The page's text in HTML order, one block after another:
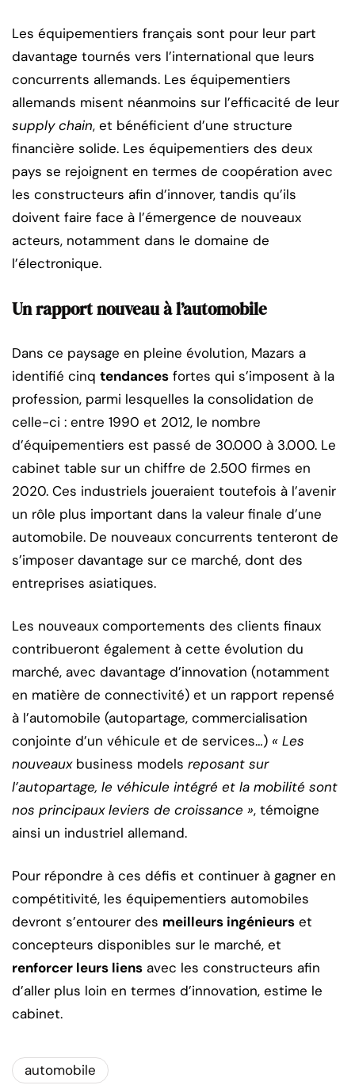
Les équipementiers français sont pour leur part
davantage tournés vers l’international que leurs
concurrents allemands. Les équipementiers
allemands misent néanmoins sur l’efficacité de leur
supply chain, et bénéficient d’une structure
financière solide. Les équipementiers des deux
pays se rejoignent en termes de coopération avec
les constructeurs afin d’innover, tandis qu’ils
doivent faire face à l’émergence de nouveaux
acteurs, notamment dans le domaine de
l’électronique.
Un rapport nouveau à l’automobile
Dans ce paysage en pleine évolution, Mazars a
identifié cinq tendances fortes qui s’imposent à la
profession, parmi lesquelles la consolidation de
celle-ci : entre 1990 et 2012, le nombre
d’équipementiers est passé de 30.000 à 3.000. Le
cabinet table sur un chiffre de 2.500 firmes en
2020. Ces industriels joueraient toutefois à l’avenir
un rôle plus important dans la valeur finale d’une
automobile. De nouveaux concurrents tenteront de
s’imposer davantage sur ce marché, dont des
entreprises asiatiques.
Les nouveaux comportements des clients finaux
contribueront également à cette évolution du
marché, avec davantage d’innovation (notamment
en matière de connectivité) et un rapport repensé
à l’automobile (autopartage, commercialisation
conjointe d’un véhicule et de services…) « Les
nouveaux business models reposant sur
l’autopartage, le véhicule intégré et la mobilité sont
nos principaux leviers de croissance », témoigne
ainsi un industriel allemand.
Pour répondre à ces défis et continuer à gagner en
compétitivité, les équipementiers automobiles
devront s’entourer des meilleurs ingénieurs et
concepteurs disponibles sur le marché, et
renforcer leurs liens avec les constructeurs afin
d’aller plus loin en termes d’innovation, estime le
cabinet.
automobile